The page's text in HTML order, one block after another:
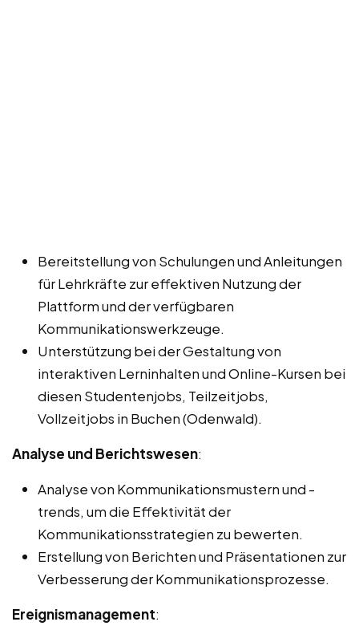
Bereitstellung von Schulungen und Anleitungen
für Lehrkräfte zur effektiven Nutzung der
Plattform und der verfügbaren
Kommunikationswerkzeuge.
Unterstützung bei der Gestaltung von
interaktiven Lerninhalten und Online-Kursen bei
diesen Studentenjobs, Teilzeitjobs,
Vollzeitjobs in Buchen (Odenwald).
Analyse und Berichtswesen:
Analyse von Kommunikationsmustern und -
trends, um die Effektivität der
Kommunikationsstrategien zu bewerten.
Erstellung von Berichten und Präsentationen zur
Verbesserung der Kommunikationsprozesse.
Ereignismanagement: